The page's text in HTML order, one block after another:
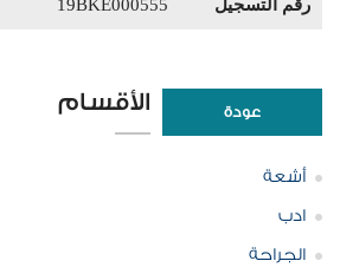
رقم التسجيل 19BKE000555
عودة الأقسام
أشعة
ادب
الجراحة